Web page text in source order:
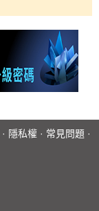
· 隱私權 · 常見問題 ·